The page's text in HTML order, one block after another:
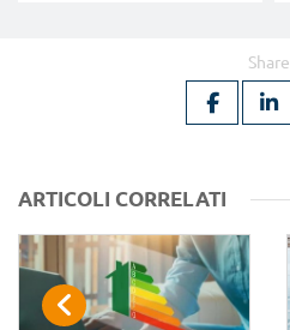
Share
ARTICOLI CORRELATI